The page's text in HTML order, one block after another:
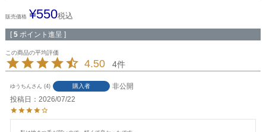
販売価格 ¥550税込
[ 5 ポイント進呈 ]
4.50 4
ゆうちん 4 購入者
非公開
投稿日
2026/07/22